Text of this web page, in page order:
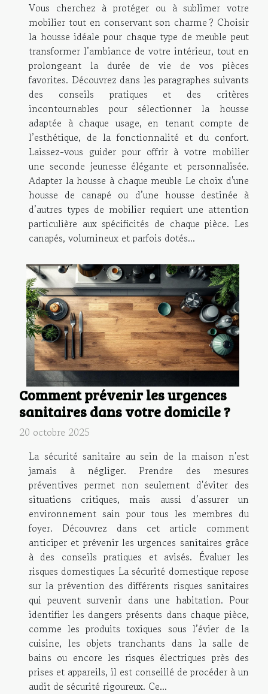
Vous cherchez à protéger ou à sublimer votre
mobilier tout en conservant son charme ? Choisir
la housse idéale pour chaque type de meuble peut
transformer l’ambiance de votre intérieur, tout en
prolongeant la durée de vie de vos pièces
favorites. Découvrez dans les paragraphes suivants
des conseils pratiques et des critères
incontournables pour sélectionner la housse
adaptée à chaque usage, en tenant compte de
l’esthétique, de la fonctionnalité et du confort.
Laissez-vous guider pour offrir à votre mobilier
une seconde jeunesse élégante et personnalisée.
Adapter la housse à chaque meuble Le choix d'une
housse de canapé ou d’une housse destinée à
d’autres types de mobilier requiert une attention
particulière aux spécificités de chaque pièce. Les
canapés, volumineux et parfois dotés...
Comment prévenir les urgences
sanitaires dans votre domicile ?
20 octobre 2025
La sécurité sanitaire au sein de la maison n'est
jamais à négliger. Prendre des mesures
préventives permet non seulement d'éviter des
situations critiques, mais aussi d’assurer un
environnement sain pour tous les membres du
foyer. Découvrez dans cet article comment
anticiper et prévenir les urgences sanitaires grâce
à des conseils pratiques et avisés. Évaluer les
risques domestiques La sécurité domestique repose
sur la prévention des différents risques sanitaires
qui peuvent survenir dans une habitation. Pour
identifier les dangers présents dans chaque pièce,
comme les produits toxiques sous l’évier de la
cuisine, les objets tranchants dans la salle de
bains ou encore les risques électriques près des
prises et appareils, il est conseillé de procéder à un
audit de sécurité rigoureux. Ce...